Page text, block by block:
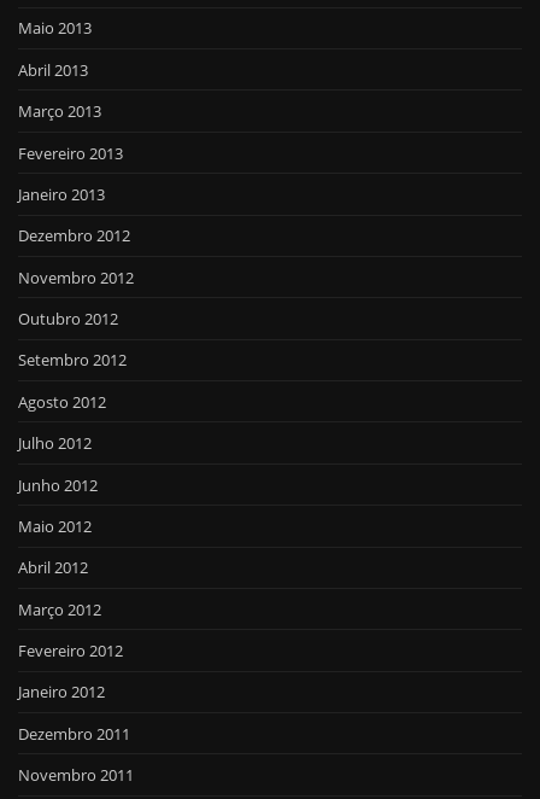
Maio 2013
Abril 2013
Março 2013
Fevereiro 2013
Janeiro 2013
Dezembro 2012
Novembro 2012
Outubro 2012
Setembro 2012
Agosto 2012
Julho 2012
Junho 2012
Maio 2012
Abril 2012
Março 2012
Fevereiro 2012
Janeiro 2012
Dezembro 2011
Novembro 2011